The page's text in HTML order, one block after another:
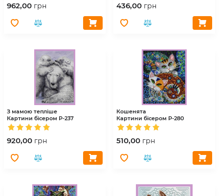
962,00 грн 436,00 грн
З мамою тепліше
Картини бісером Р-237
920,00 грн
Кошенята
Картини бісером Р-280
510,00 грн